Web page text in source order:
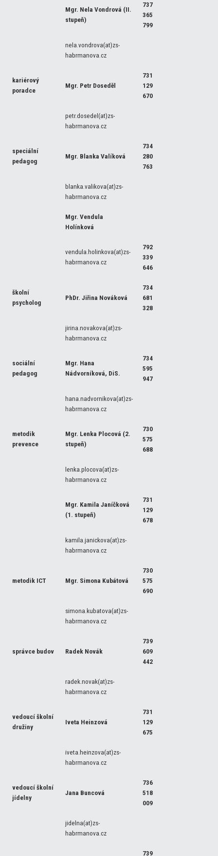
Mgr. Nela Vondrová (II.
stupeň)
737
365
799
nela.vondrova(at)zs-
habrmanova.cz
kariérový
poradce
Mgr. Petr Doseděl
731
129
670
petr.dosedel(at)zs-
habrmanova.cz
speciální
pedagog
Mgr. Blanka Valíková
734
280
763
blanka.valikova(at)zs-
habrmanova.cz
Mgr. Vendula
Holínková
vendula.holinkova(at)zs-
habrmanova.cz
792
339
646
školní
psycholog
PhDr. Jiřina Nováková
734
681
328
jirina.novakova(at)zs-
habrmanova.cz
sociální
pedagog
Mgr. Hana
Nádvorníková, DiS.
734
595
947
hana.nadvornikova(at)zs-
habrmanova.cz
metodik
prevence
Mgr. Lenka Plocová (2.
stupeň)
730
575
688
lenka.plocova(at)zs-
habrmanova.cz
Mgr. Kamila Janíčková
(1. stupeň)
731
129
678
kamila.janickova(at)zs-
habrmanova.cz
metodik ICT Mgr. Simona Kubátová
730
575
690
simona.kubatova(at)zs-
habrmanova.cz
správce budov Radek Novák
739
609
442
radek.novak(at)zs-
habrmanova.cz
vedoucí školní
družiny
Iveta Heinzová
731
129
675
iveta.heinzova(at)zs-
habrmanova.cz
vedoucí školní
jídelny
Jana Buncová
736
518
009
jidelna(at)zs-
habrmanova.cz
739